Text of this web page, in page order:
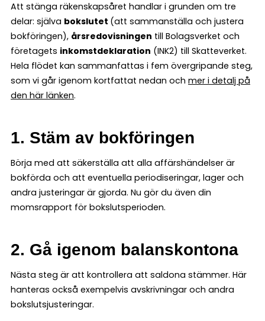
Att stänga räkenskapsåret handlar i grunden om tre
delar: själva bokslutet (att sammanställa och justera
bokföringen), årsredovisningen till Bolagsverket och
företagets inkomstdeklaration (INK2) till Skatteverket.
Hela flödet kan sammanfattas i fem övergripande steg,
som vi går igenom kortfattat nedan och mer i detalj på
den här länken.
1. Stäm av bokföringen
Börja med att säkerställa att alla affärshändelser är
bokförda och att eventuella periodiseringar, lager och
andra justeringar är gjorda. Nu gör du även din
momsrapport för bokslutsperioden.
2. Gå igenom balanskontona
Nästa steg är att kontrollera att saldona stämmer. Här
hanteras också exempelvis avskrivningar och andra
bokslutsjusteringar.